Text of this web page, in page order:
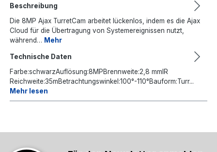
Beschreibung
Die 8MP Ajax TurretCam arbeitet lückenlos, indem es die Ajax
Cloud für die Übertragung von Systemereignissen nutzt,
während… Mehr
Technische Daten
Farbe:schwarzAuflösung:8MPBrennweite:2,8 mmIR
Reichweite:35mBetrachtungswinkel:100°-110°Bauform:Turr...
Mehr lesen